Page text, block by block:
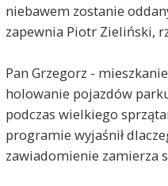
niebawem zostanie
zapewnia Piotr Zieliński,
Pan Grzegorz -
holowanie pojazdów
podczas wielkiego
programie wyjaśnił
zawiadomienie zamierza